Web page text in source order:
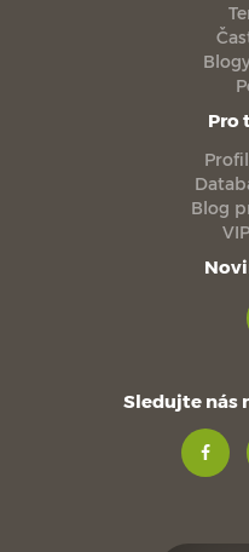
Pro
Blog
Sledujte nás